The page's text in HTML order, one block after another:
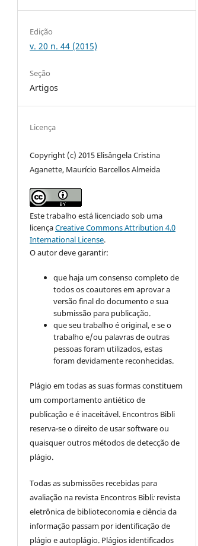
Edição
v. 20 n. 44 (2015)
Seção
Artigos
Licença
Copyright (c) 2015 Elisângela Cristina
Aganette, Maurício Barcellos Almeida
Este trabalho está licenciado sob uma
licençaCreative Commons Attribution 4.0
International License.
O autor deve garantir:
que haja um consenso completo de
todos os coautores em aprovar a
versão final do documento e sua
submissão para publicação.
que seu trabalho é original, e se o
trabalho e/ou palavras de outras
pessoas foram utilizados, estas
foram devidamente reconhecidas.
Plágio em todas as suas formas constituem
um comportamento antiético de
publicação e é inaceitável. Encontros Bibli
reserva-se o direito de usar software ou
quaisquer outros métodos de detecção de
plágio.
Todas as submissões recebidas para
avaliação na revista Encontros Bibli: revista
eletrônica de biblioteconomia e ciência da
informação passam por identificação de
plágio e autoplágio. Plágios identificados